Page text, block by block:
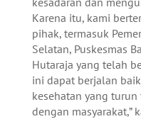
Karena itu, kami
pihak, termasuk
Selatan, Puskesmas
Hutaraja yang telah
ini dapat berjalan
kesehatan yang
dengan masyarakat,”